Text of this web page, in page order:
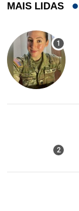
MAIS LIDAS